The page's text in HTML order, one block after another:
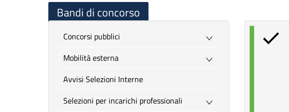
Bandi di concorso
Concorsi pubblici
Mobilità esterna
Avvisi Selezioni Interne
Selezioni per incarichi professionali